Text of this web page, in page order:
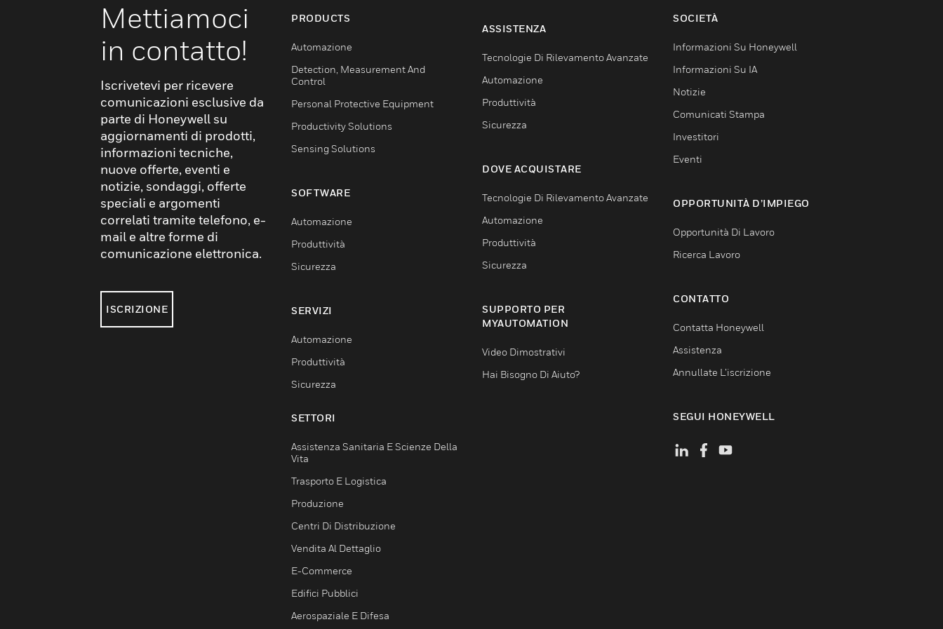
Mettiamoci
in contatto!
Iscrivetevi per ricevere
comunicazioni esclusive da
parte di Honeywell su
aggiornamenti di prodotti,
informazioni tecniche,
nuove offerte, eventi e
notizie, sondaggi, offerte
speciali e argomenti
correlati tramite telefono, e-
mail e altre forme di
comunicazione elettronica.
ISCRIZIONE
PRODUCTS
Automazione
Detection, Measurement And
Control
Personal Protective Equipment
Productivity Solutions
Sensing Solutions
SOFTWARE
Automazione
Produttività
Sicurezza
SERVIZI
Automazione
Produttività
Sicurezza
SETTORI
Assistenza Sanitaria E Scienze Della
Vita
Trasporto E Logistica
Produzione
Centri Di Distribuzione
Vendita Al Dettaglio
E-Commerce
Edifici Pubblici
Aerospaziale E Difesa
ASSISTENZA
Tecnologie Di Rilevamento Avanzate
Automazione
Produttività
Sicurezza
DOVE ACQUISTARE
Tecnologie Di Rilevamento Avanzate
Automazione
Produttività
Sicurezza
SUPPORTO PER
MYAUTOMATION
Video Dimostrativi
Hai Bisogno Di Aiuto?
SOCIETÀ
Informazioni Su Honeywell
Informazioni Su IA
Notizie
Comunicati Stampa
Investitori
Eventi
OPPORTUNITÀ D’IMPIEGO
Opportunità Di Lavoro
Ricerca Lavoro
CONTATTO
Contatta Honeywell
Assistenza
Annullate L’iscrizione
SEGUI HONEYWELL